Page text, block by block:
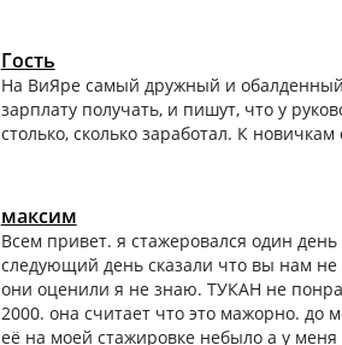
Гость
На ВиЯре самый дружный и обалденный
зарплату получать, и пишут, что у
столько, сколько заработал. К
максим
Всем привет. я стажеровался один
следующий день сказали что вы нам не
они оценили я не знаю. ТУКАН не
2000. она считает что это мажорно. до
её на моей стажировке небыло а у